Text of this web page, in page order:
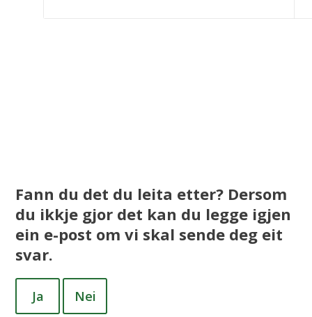
Fann du det du leita etter? Dersom
du ikkje gjor det kan du legge igjen
ein e-post om vi skal sende deg eit
svar.
Ja Nei